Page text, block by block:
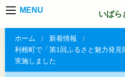
MENU いばら
ホーム
新着情報
利根町で「第1回ふるさと魅力発見
実施しました